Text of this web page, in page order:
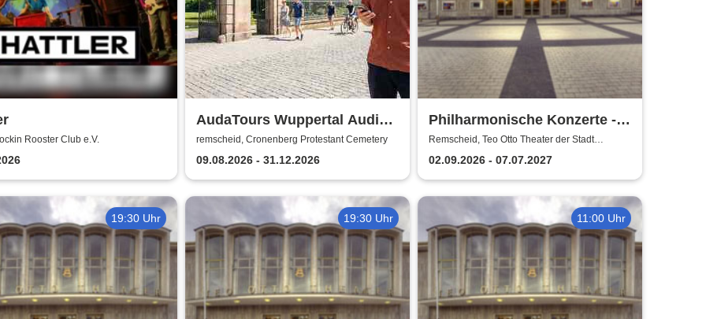
Rooster Club e.V.
AudaTours Wuppertal Audio-
Tour: Cronenberger
Chroniken – Industrie, Glaube
und Erbe
remscheid, Cronenberg Protestant Cemetery
09.08.2026 - 31.12.2026
Philharmonische Konzerte -
Teo Otto Theater der Stadt
Remscheid
Remscheid, Teo Otto Theater der Stadt
Remscheid
02.09.2026 - 07.07.2027
19:30 Uhr 19:30 Uhr 11:00 Uhr